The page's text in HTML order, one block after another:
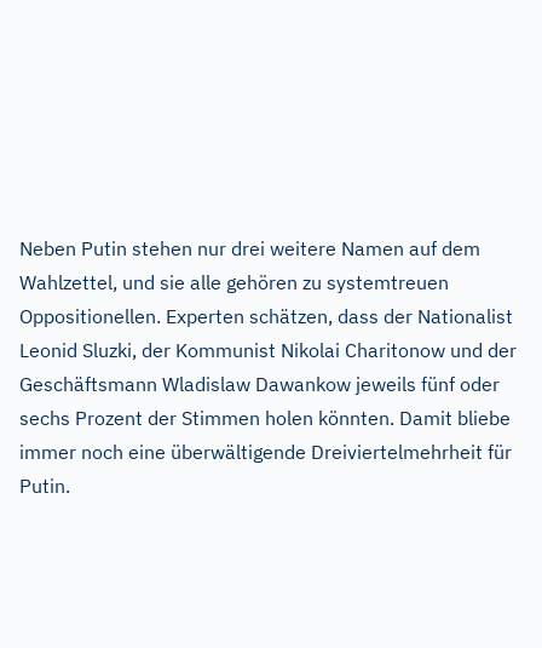
Neben Putin stehen nur drei weitere Namen auf dem
Wahlzettel, und sie alle gehören zu systemtreuen
Oppositionellen. Experten schätzen, dass der Nationalist
Leonid Sluzki, der Kommunist Nikolai Charitonow und der
Geschäftsmann Wladislaw Dawankow jeweils fünf oder
sechs Prozent der Stimmen holen könnten. Damit bliebe
immer noch eine überwältigende Dreiviertelmehrheit für
Putin.